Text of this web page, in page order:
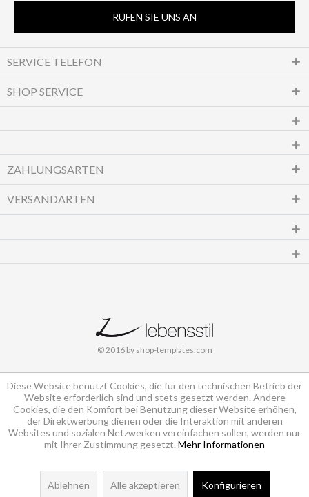
RUFEN SIE UNS AN
SERVICE TELEFON
SHOP SERVICE
ZAHLUNGSARTEN
VERSANDARTEN
© 2016 by shop-templates.com
Diese Website benutzt Cookies, die für den technischen Betrieb der
Website erforderlich sind und stets gesetzt werden. Andere
Cookies, die den Komfort bei Benutzung dieser Website erhöhen,
der Direktwerbung dienen oder die Interaktion mit anderen
Websites und sozialen Netzwerken vereinfachen sollen, werden nur
mit Ihrer Zustimmung gesetzt. Mehr Informationen
Ablehnen Alle akzeptieren Konfigurieren